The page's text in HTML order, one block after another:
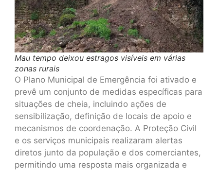
Mau tempo deixou estragos visíveis em várias
zonas rurais
O Plano Municipal de Emergência foi ativado e
prevê um conjunto de medidas específicas para
situações de cheia, incluindo ações de
sensibilização, definição de locais de apoio e
mecanismos de coordenação. A Proteção Civil
e os serviços municipais realizaram alertas
diretos junto da população e dos comerciantes,
permitindo uma resposta mais organizada e